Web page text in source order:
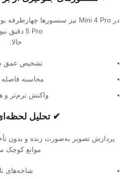
5 Pro دقیق نبودند.
حالا:
تشخیص عمق
محاسبه فاصله
واکنش نرم‌تر و
✔ تحلیل
موانع کوچک
شاخه‌های